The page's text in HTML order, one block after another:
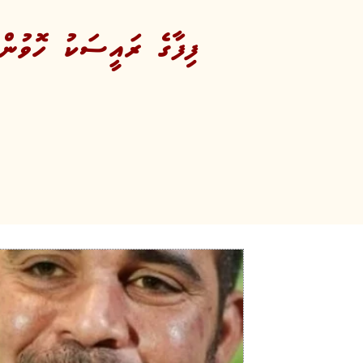
ފިފާގެ ރައީސަކު ހޮވުން